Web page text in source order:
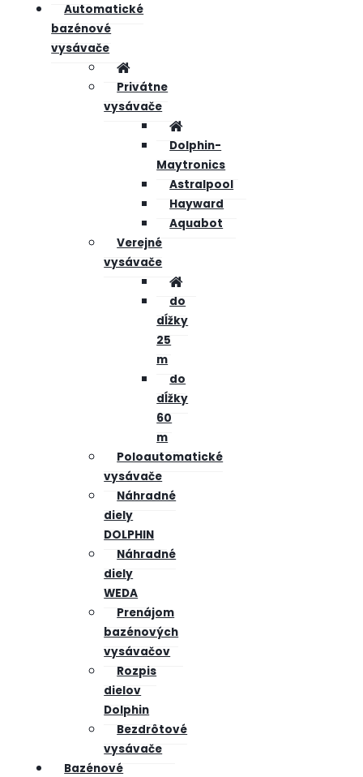
Automatické
bazénové
vysávače
Privátne
vysávače
Dolphin-
Maytronics
Astralpool
Hayward
Aquabot
Verejné
vysávače
do
dĺžky
25
m
do
dĺžky
60
m
Poloautomatické
vysávače
Náhradné
diely
DOLPHIN
Náhradné
diely
WEDA
Prenájom
bazénových
vysávačov
Rozpis
dielov
Dolphin
Bezdrôtové
vysávače
Bazénové